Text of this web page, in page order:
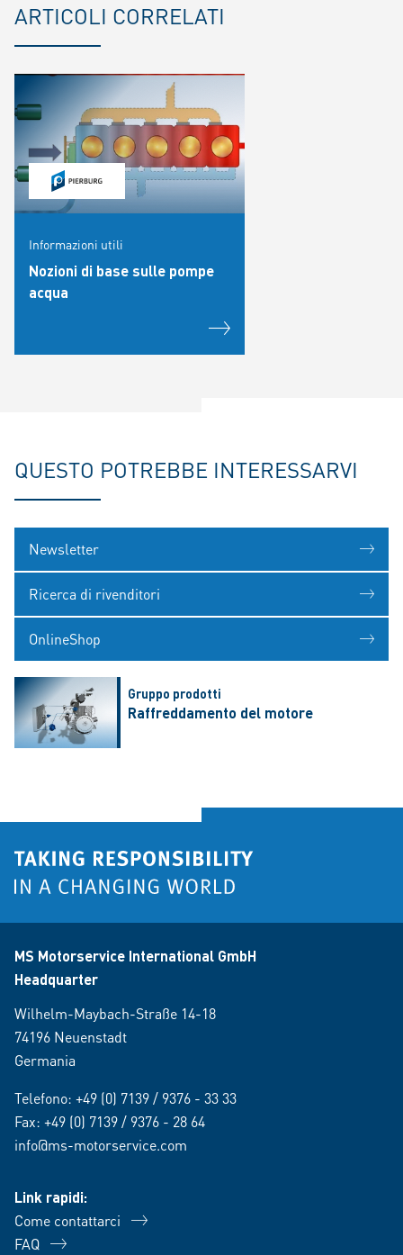
ARTICOLI CORRELATI
Informazioni utili
Nozioni di base sulle pompe
acqua
QUESTO POTREBBE INTERESSARVI
Newsletter
Ricerca di rivenditori
OnlineShop
Gruppo prodotti
Raffreddamento del motore
MS Motorservice International GmbH
Headquarter
Wilhelm-Maybach-Straße 14-18
74196 Neuenstadt
Germania
Telefono: +49 (0) 7139 / 9376 - 33 33
Fax: +49 (0) 7139 / 9376 - 28 64
info@ms-motorservice.com
Link rapidi:
Come contattarci
FAQ